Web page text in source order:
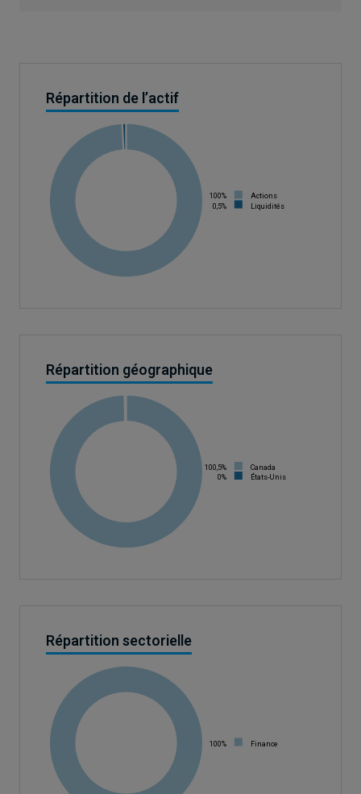
Répartition de l’actif
Actions
100%
Liquidités
0,5%
Répartition géographique
Canada
100,5%
États-Unis
0%
Répartition sectorielle
Finance
100%